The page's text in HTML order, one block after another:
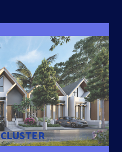
Konsep Rumah Pintar
mengakses rumahnya